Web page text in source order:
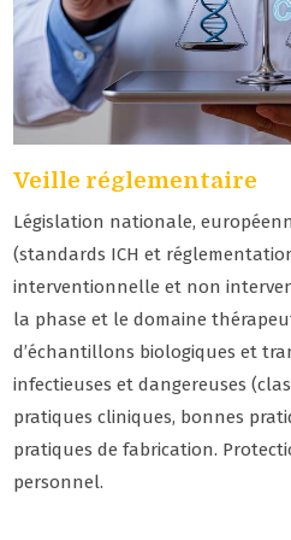
Veille réglementaire
Législation nationale,
(standards ICH et
interventionnelle et non
la phase et le domaine
d’échantillons biologiques et
infectieuses et dangereuses
pratiques cliniques, bonnes
pratiques de fabrication.
personnel.